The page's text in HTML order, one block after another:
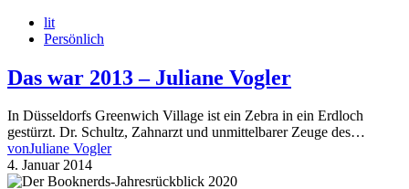
lit
Persönlich
Das war 2013 – Juliane Vogler
In Düsseldorfs Greenwich Village ist ein Zebra in ein Erdloch
gestürzt. Dr. Schultz, Zahnarzt und unmittelbarer Zeuge des…
vonJuliane Vogler
4. Januar 2014